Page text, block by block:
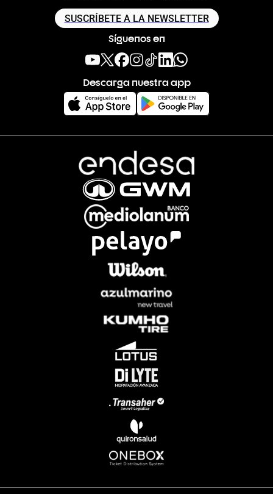
SUSCRÍBETE A LA NEWSLETTER
Síguenos en
Descarga nuestra app